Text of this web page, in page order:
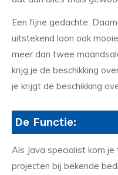
Een fijne gedachte.
uitstekend loon ook
meer dan twee
krijg je de beschikking
je krijgt de beschikking
De Functie:
Als Java specialist kom
projecten bij bekende